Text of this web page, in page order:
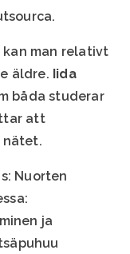
kan man relativt
äldre. Iida
båda studerar
att
nätet.
Nuorten
ja